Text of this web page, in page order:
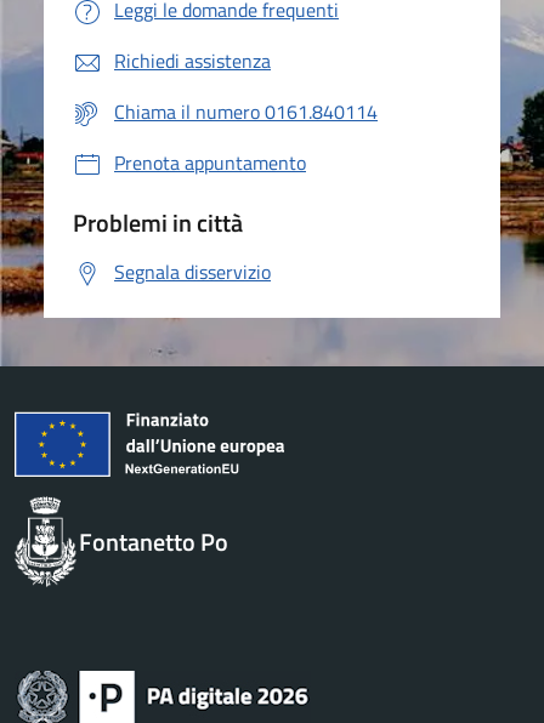
Leggi le domande frequenti
Richiedi assistenza
Chiama il numero 0161.840114
Prenota appuntamento
Problemi in città
Segnala disservizio
Fontanetto Po